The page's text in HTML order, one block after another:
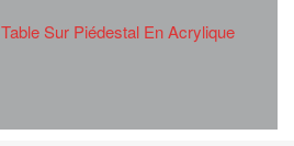
Table Sur Piédestal En Acrylique